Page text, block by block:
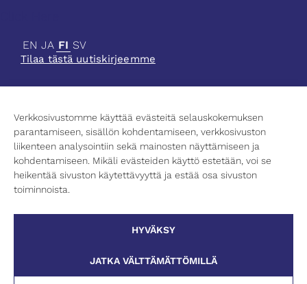
Verkkosivustomme käyttää evästeitä selauskokemuksen
parantamiseen, sisällön kohdentamiseen, verkkosivuston
liikenteen analysointiin sekä mainosten näyttämiseen ja
kohdentamiseen. Mikäli evästeiden käyttö estetään, voi se
heikentää sivuston käytettävyyttä ja estää osa sivuston
toiminnoista.
HYVÄKSY
JATKA VÄLTTÄMÄTTÖMILLÄ
EN JA FI SV
Tilaa tästä uutiskirjeemme
Ajankohtaista
Tiede
Kulttuuri
Korkeakoulutus